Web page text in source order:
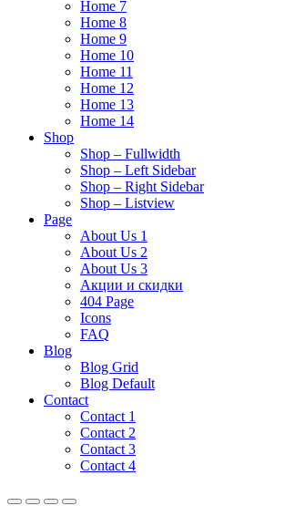
Home 7
Home 8
Home 9
Home 10
Home 11
Home 12
Home 13
Home 14
Shop
Shop – Fullwidth
Shop – Left Sidebar
Shop – Right Sidebar
Shop – Listview
Page
About Us 1
About Us 2
About Us 3
Акции и скидки
404 Page
Icons
FAQ
Blog
Blog Grid
Blog Default
Contact
Contact 1
Contact 2
Contact 3
Contact 4